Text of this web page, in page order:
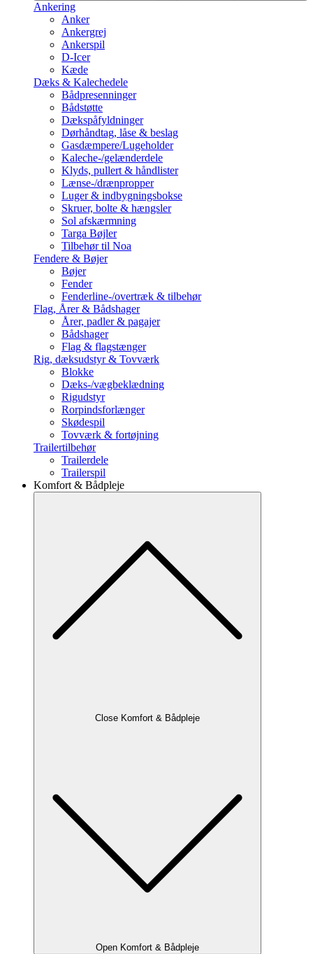
Ankering
Anker
Ankergrej
Ankerspil
D-Icer
Kæde
Dæks & Kalechedele
Bådpresenninger
Bådstøtte
Dækspåfyldninger
Dørhåndtag, låse & beslag
Gasdæmpere/Lugeholder
Kaleche-/gelænderdele
Klyds, pullert & håndlister
Lænse-/drænpropper
Luger & indbygningsbokse
Skruer, bolte & hængsler
Sol afskærmning
Targa Bøjler
Tilbehør til Noa
Fendere & Bøjer
Bøjer
Fender
Fenderline-/overtræk & tilbehør
Flag, Årer & Bådshager
Årer, padler & pagajer
Bådshager
Flag & flagstænger
Rig, dæksudstyr & Tovværk
Blokke
Dæks-/vægbeklædning
Rigudstyr
Rorpindsforlænger
Skødespil
Tovværk & fortøjning
Trailertilbehør
Trailerdele
Trailerspil
Komfort & Bådpleje
Close Komfort & Bådpleje
Open Komfort & Bådpleje